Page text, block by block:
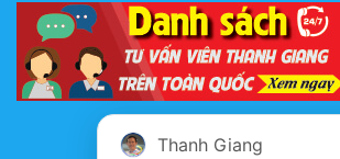
Thanh Giang